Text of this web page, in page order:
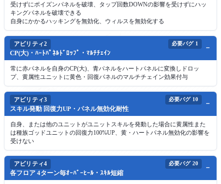
受けずにポイズンパネルを破壊、タップ回数DOWNの影響を受けずにハッ
キングパネルを破壊できる
自身にかかるハッキングを無効化、ウィルスを無効化する
アビリティ2 必要バグ 1
CP(大)・ﾊｰﾄﾊﾟﾈﾙﾄﾞﾛｯﾌﾟ・ﾏﾙﾁﾁｪｲﾝ
常に赤パネルを自身のCP(大)、青パネルをハートパネルに変換しドロッ
プ、黄属性ユニットに黄色・回復パネルのマルチチェイン効果付与
アビリティ3 必要バグ 10
スキル発動 回復力UP・パネル無効化耐性
自身、または他のユニットがユニットスキルを発動した場合に黄属性また
は種族ゴッドユニットの回復力100%UP、黄・ハートパネル無効化の影響を
受けない
アビリティ4 必要バグ 20
各フロア 4ターン毎ｵｰﾊﾞｰﾋｰﾙ・ｽｷﾙ短縮